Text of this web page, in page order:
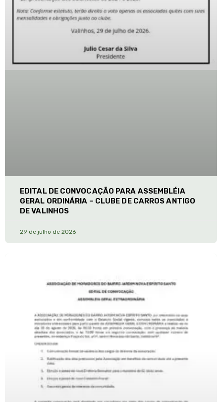
EDITAL DE CONVOCAÇÃO PARA ASSEMBLÉIA
GERAL ORDINÁRIA – CLUBE DE CARROS ANTIGO
DE VALINHOS
29 de julho de 2026